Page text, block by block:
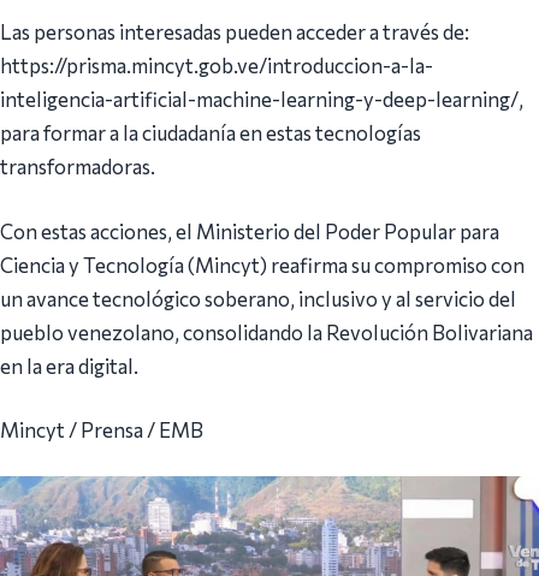
Las personas interesadas pueden acceder a través de:
https://prisma.mincyt.gob.ve/introduccion-a-la-
inteligencia-artificial-machine-learning-y-deep-learning/,
para formar a la ciudadanía en estas tecnologías
transformadoras.
Con estas acciones, el Ministerio del Poder Popular para
Ciencia y Tecnología (Mincyt) reafirma su compromiso con
un avance tecnológico soberano, inclusivo y al servicio del
pueblo venezolano, consolidando la Revolución Bolivariana
en la era digital.
Mincyt / Prensa / EMB